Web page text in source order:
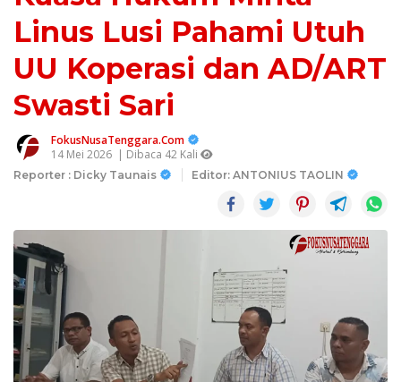
Linus Lusi Pahami Utuh
UU Koperasi dan AD/ART
Swasti Sari
FokusNusaTenggara.Com
14 Mei 2026 | Dibaca 42 Kali
Reporter : Dicky Taunais Editor: ANTONIUS TAOLIN